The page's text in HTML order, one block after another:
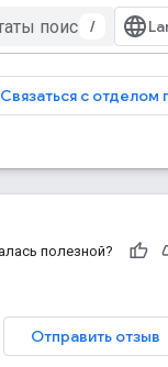
/
Связаться с отделом
полезной?
Отправить отзыв